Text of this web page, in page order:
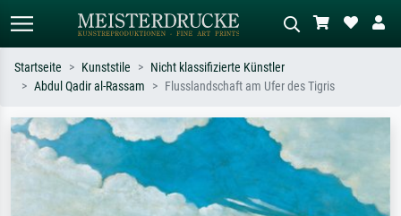
Suchen Sie nach Künstlern, Werktiteln
oder Stilen – z.B. Monet,
Sternennacht, Impressionismus, Welle
Hokusai, Akt.
Beschreiben Sie die Szene – z.B. Grüne
Wiese, Abstrakt mit viel Rot, Dunkles
Ölgemälde, Stehender Akt neben einem
Startseite Kunststile
Nicht klassifizierte Künstler
Abdul Qadir al-Rassam
Flusslandschaft am Ufer des Tigris